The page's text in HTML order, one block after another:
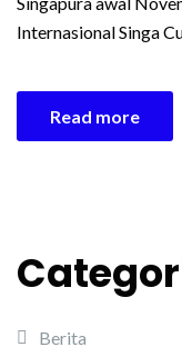
Internasional Singa
Read more
Berita